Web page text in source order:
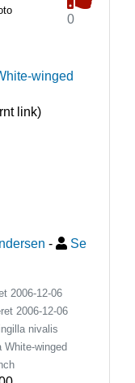
0
winged
link)
-
Se
2006-12-06
2006-12-06
nivalis
White-winged